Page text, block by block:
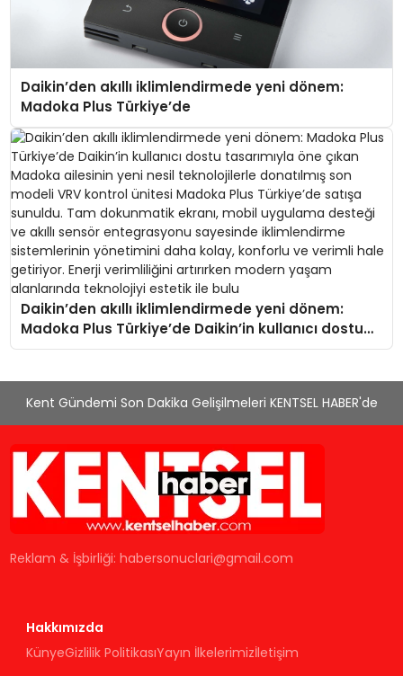
Daikin’den akıllı iklimlendirmede yeni dönem:
Madoka Plus Türkiye’de
Daikin’den akıllı iklimlendirmede yeni dönem:
Madoka Plus Türkiye’de Daikin’in kullanıcı dostu
tasarımıyla öne çıkan Madoka ailesinin yeni nesil
Tam dokunmatik ekranı, mobil uygulama desteği
ve akıllı sensör entegrasyonu sayesinde
iklimlendirme sistemlerinin yönetimini daha kolay,
konforlu ve verimli hale getiriyor. Enerji verimliliğini
artırırken modern yaşam alanlarında teknolojiyi
estetik ile bulu
Kent Gündemi Son Dakika Gelişilmeleri KENTSEL HABER'de
Reklam & İşbirliği:habersonuclari@gmail.com
Hakkımızda
KünyeGizlilik PolitikasıYayın İlkelerimizİletişim